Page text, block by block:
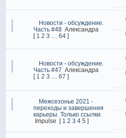
Новости - обсуждение.
Часть #48 Александра
[ 1 2 3 64 ]
Новости - обсуждение.
Часть #47 Александра
[ 1 2 3 67 ]
Межсезонье 2021 -
переходы и завершения
карьеры. Только ссылки.
Impulse
[ 1 2 3 4 5 ]